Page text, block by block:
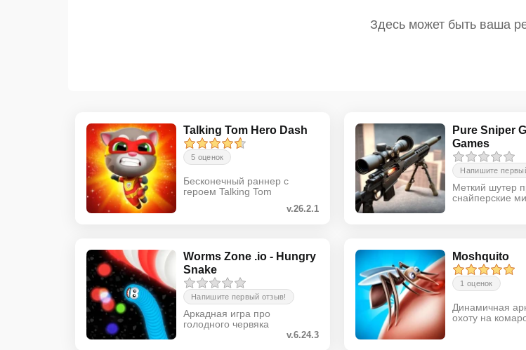
Talking Tom Hero Dash
5 оценок
Бесконечный раннер с
героем Talking Tom
v.26.2.1
Pure Sniper
Games
Напишите
Меткий шутер
снайперские
Worms Zone .io - Hungry
Snake
Напишите первый отзыв!
Аркадная игра про
голодного червяка
v.6.24.3
Moshquito
1 оценок
Динамичная
охоту на